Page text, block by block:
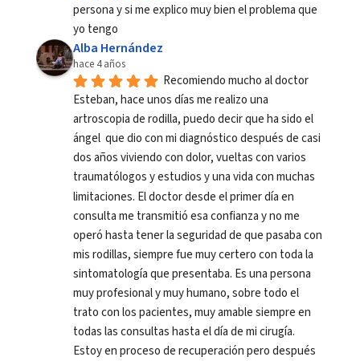
persona y si me explico muy bien el problema que
yo tengo
Alba Hernández
hace 4 años
Recomiendo mucho al doctor
Esteban, hace unos días me realizo una
artroscopia de rodilla, puedo decir que ha sido el
ángel  que dio con mi diagnóstico después de casi
dos años viviendo con dolor, vueltas con varios
traumatólogos y estudios y una vida con muchas
limitaciones. El doctor desde el primer día en
consulta me transmitió esa confianza y no me
operó hasta tener la seguridad de que pasaba con
mis rodillas, siempre fue muy certero con toda la
sintomatología que presentaba. Es una persona
muy profesional y muy humano, sobre todo el
trato con los pacientes, muy amable siempre en
todas las consultas hasta el día de mi cirugía.
Estoy en proceso de recuperación pero después